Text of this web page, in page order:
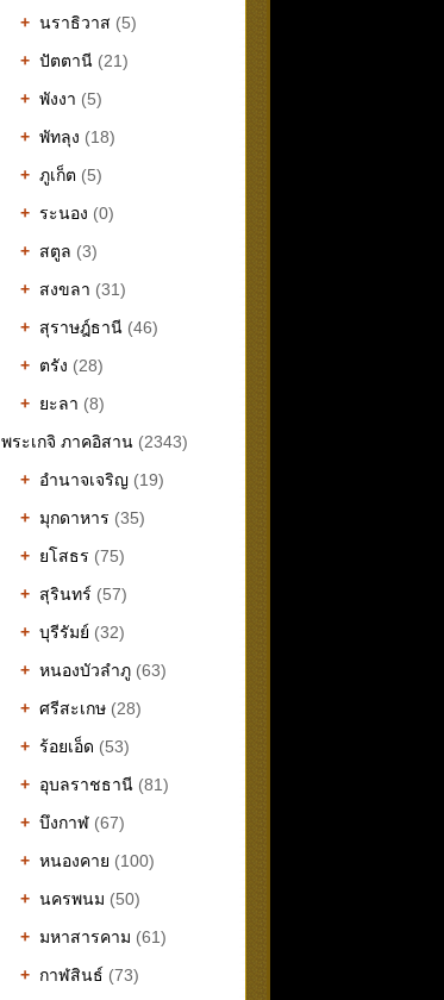
+ นราธิวาส (5)
+ ปัตตานี (21)
+ พังงา (5)
+ พัทลุง (18)
+ ภูเก็ต (5)
+ ระนอง (0)
+ สตูล (3)
+ สงขลา (31)
+ สุราษฎ์ธานี (46)
+ ตรัง (28)
+ ยะลา (8)
พระเกจิ ภาคอิสาน (2343)
+ อำนาจเจริญ (19)
+ มุกดาหาร (35)
+ ยโสธร (75)
+ สุรินทร์ (57)
+ บุรีรัมย์ (32)
+ หนองบัวลำภู (63)
+ ศรีสะเกษ (28)
+ ร้อยเอ็ด (53)
+ อุบลราชธานี (81)
+ บึงกาฬ (67)
+ หนองคาย (100)
+ นครพนม (50)
+ มหาสารคาม (61)
+ กาฬสินธ์ (73)